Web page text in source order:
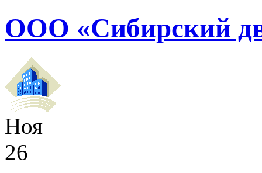
ООО «Сибирский
Ноя
26